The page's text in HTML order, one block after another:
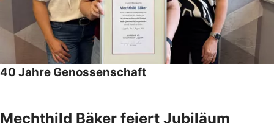
40 Jahre Genossenschaft
Mechthild Bäker feiert Jubiläum